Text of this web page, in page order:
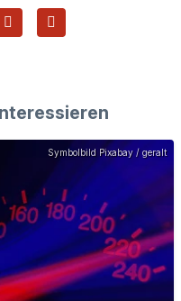
Symbolbild Pixabay / geralt